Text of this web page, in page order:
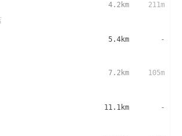
4.2km 211m
5.4km -
7.2km 105m
11.1km -